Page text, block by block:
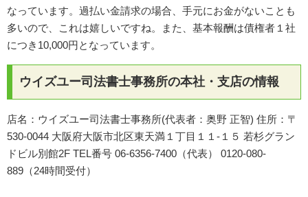
なっています。過払い金請求の場合、手元にお金がないことも
多いので、これは嬉しいですね。また、基本報酬は債権者１社
につき10,000円となっています。
ウイズユー司法書士事務所の本社・支店の情報
店名：ウイズユー司法書士事務所(代表者：奥野 正智) 住所：〒
530-0044 大阪府大阪市北区東天満１丁目１１-１５ 若杉グラン
ドビル別館2F TEL番号 06-6356-7400（代表） 0120-080-
889（24時間受付）